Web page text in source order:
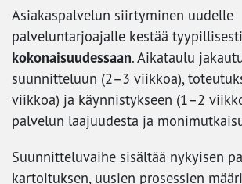
Asiakaspalvelun siirtyminen uudelle
palveluntarjoajalle kestää tyypillisesti
kokonaisuudessaan. Aikataulu
suunnitteluun (2–3 viikkoa),
viikkoa) ja käynnistykseen (1–2
palvelun laajuudesta ja
Suunnitteluvaihe sisältää nykyisen
kartoituksen, uusien prosessien